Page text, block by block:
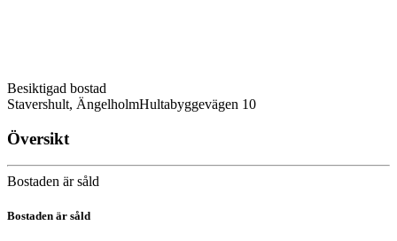
Besiktigad bostad
Stavershult, ÄngelholmHultabyggevägen 10
Översikt
Bostaden är såld
Bostaden är såld